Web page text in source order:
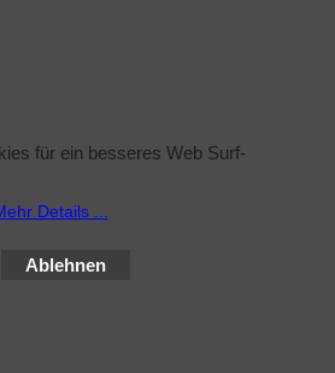
für ein besseres Web Surf-
Details ...
Ablehnen